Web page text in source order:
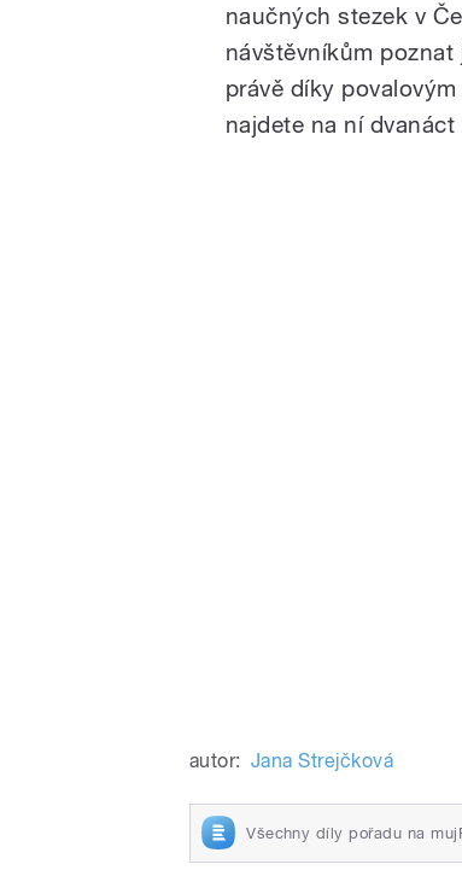
naučných stezek v
návštěvníkům
právě díky
najdete na ní
autor: Jana Strejčková
Všechny díly pořadu na